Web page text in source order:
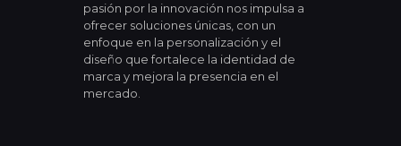
pasión por la innovación nos impulsa a
ofrecer soluciones únicas, con un
enfoque en la personalización y el
diseño que fortalece la identidad de
marca y mejora la presencia en el
mercado.